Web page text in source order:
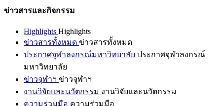
ข่าวสารและกิจกรรม
Highlights Highlights
ข่าวสารทั้งหมด ข่าวสารทั้งหมด
ประกาศจุฬาลงกรณ์มหาวิทยาลัย ประกาศจุฬาลงกรณ์
มหาวิทยาลัย
ข่าวจุฬาฯ ข่าวจุฬาฯ
งานวิจัยและนวัตกรรม งานวิจัยและนวัตกรรม
ความร่วมมือ ความร่วมมือ